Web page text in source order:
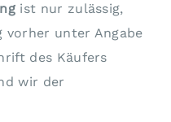
ist nur zulässig,
vorher unter Angabe
des Käufers
wir der